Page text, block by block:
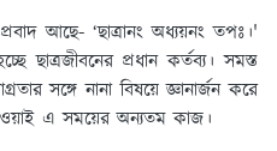
আছে- ‘ছাত্রানং অধ্যয়নং তপঃ।'
ছাত্রজীবনের প্রধান কর্তব্য। সমস্ত
সঙ্গে নানা বিষয়ে জ্ঞানার্জন করে
এ সময়ের অন্যতম কাজ।